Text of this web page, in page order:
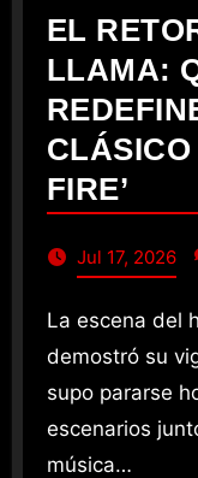
EL
LLAMA:
CLÁSICO
FIRE’
Jul 17, 2026
La escena del hard rock en Latinoamérica
demostró su
supo pararse
escenarios
música…